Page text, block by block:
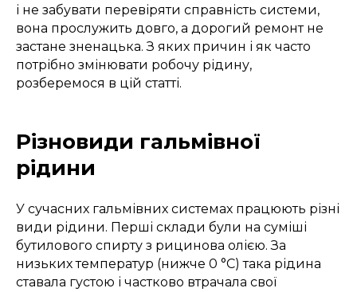
і не забувати перевіряти справність системи,
вона прослужить довго, а дорогий ремонт не
застане зненацька. З яких причин і як часто
потрібно змінювати робочу рідину,
розберемося в цій статті.
Різновиди гальмівної
рідини
У сучасних гальмівних системах працюють різні
види рідини. Перші склади були на суміші
бутилового спирту з рицинова олією. За
низьких температур (нижче 0 °C) така рідина
ставала густою і частково втрачала свої